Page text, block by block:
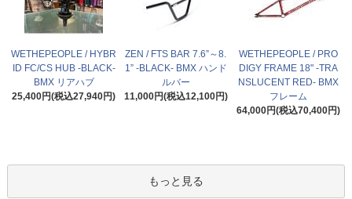
WETHEPEOPLE / HYBR
ID FC/CS HUB -BLACK-
BMX リアハブ
25,400円(税込27,940円)
ZEN / FTS BAR 7.6”～8.
1” -BLACK- BMX ハンド
ルバー
11,000円(税込12,100円)
WETHEPEOPLE / PRO
DIGY FRAME 18" -TRA
NSLUCENT RED- BMX
フレーム
64,000円(税込70,400円)
もっと見る